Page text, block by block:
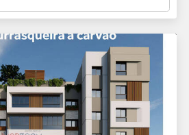
#imoveis #imovel
#corretordeimoveis #investidor